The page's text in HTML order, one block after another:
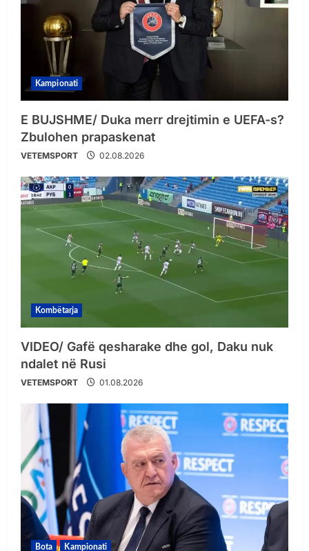
Kampionati
E BUJSHME/ Duka merr drejtimin e UEFA-s?
Zbulohen prapaskenat
VETEMSPORT 02.08.2026
Kombëtarja
VIDEO/ Gafë qesharake dhe gol, Daku nuk
ndalet në Rusi
VETEMSPORT 01.08.2026
Bota Kampionati